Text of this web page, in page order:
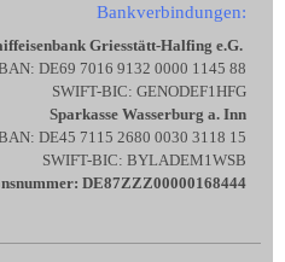
Bankverbindungen:
Griesstätt-Halfing e.G.
DE69 7016 9132 0000 1145 88
SWIFT-BIC: GENODEF1HFG
Sparkasse Wasserburg a. Inn
DE45 7115 2680 0030 3118 15
SWIFT-BIC: BYLADEM1WSB
DE87ZZZ00000168444